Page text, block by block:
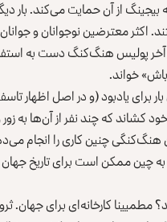
اکثر معترضین نوجوانان و
آخر پولیس هنگ‌کنگ دست به
خواند.
هنگ‌کنگی چنین کاری را انجام
به چین ممکن است برای تاریخ
مطمیینا کارخانه‌ای برای